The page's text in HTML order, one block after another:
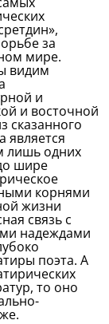
за
мире.
видим
и
и восточной
сказанного
является
лишь одних
шире
корнями
жизни
связь с
надеждами
поэта. А
то оно